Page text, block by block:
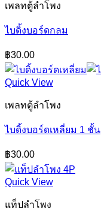
เพลทตู้ลำโพง
ไบดิ้งบอร์ดกลม
฿30.00
Quick View
เพลทตู้ลำโพง
ไบดิ้งบอร์ดเหลี่ยม 1 ชั้น
฿30.00
Quick View
แท็ปลำโพง